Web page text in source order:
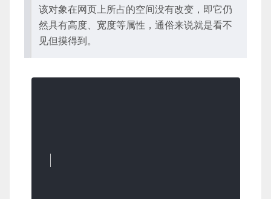
该对象在网页上所占的空间没有改变，即它仍
然具有高度、宽度等属性，通俗来说就是看不
见但摸得到。